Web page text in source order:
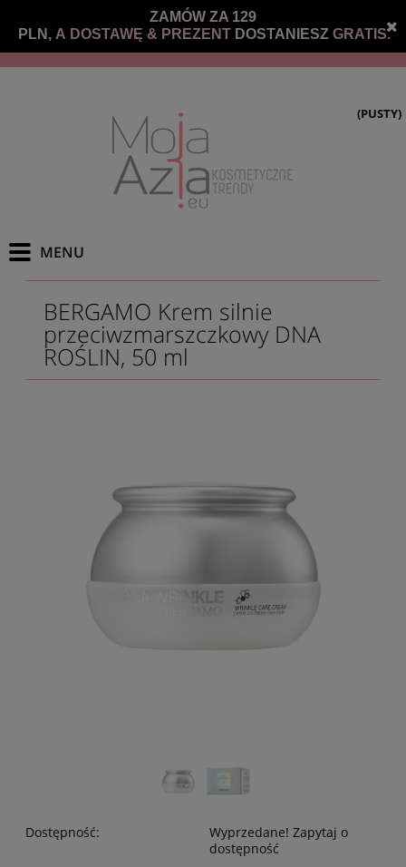
ZAMÓW ZA 129
PLN, A DOSTAWĘ & PREZENT DOSTANIESZ GRATIS.
(PUSTY)
BERGAMO Krem silnie
przeciwzmarszczkowy DNA
ROŚLIN, 50 ml
Dostępność:
Wyprzedane! Zapytaj o
dostępność